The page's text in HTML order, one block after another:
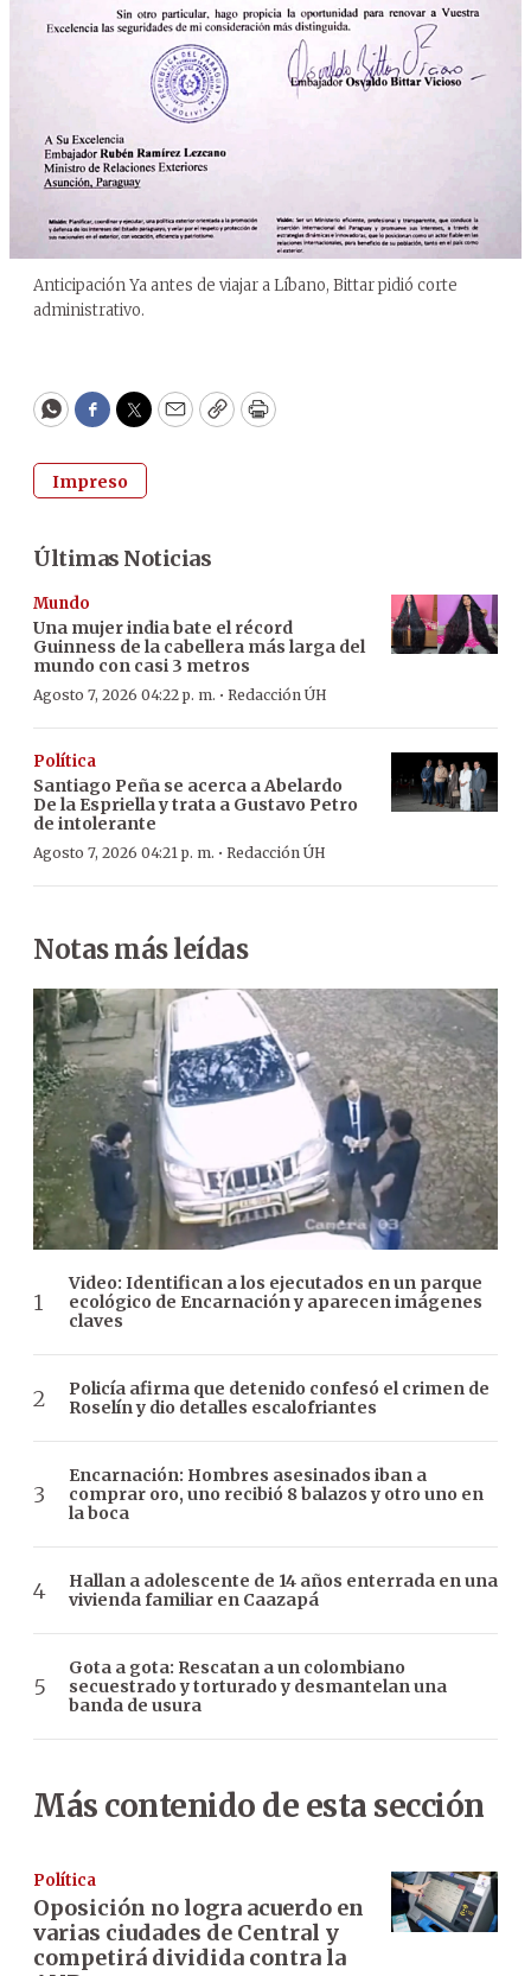
Anticipación Ya antes de viajar a Líbano, Bittar pidió corte
administrativo.
WhatsApp
Facebook
Twitter
EmailCopyPrint
Impreso
Últimas Noticias
Mundo
Una mujer india bate el récord
Guinness de la cabellera más larga del
mundo con casi 3 metros
Agosto 7, 2026 04:22 p. m. · Redacción ÚH
Política
Santiago Peña se acerca a Abelardo
De la Espriella y trata a Gustavo Petro
de intolerante
Agosto 7, 2026 04:21 p. m. · Redacción ÚH
Notas más leídas
Video: Identifican a los ejecutados en un parque
ecológico de Encarnación y aparecen imágenes
claves
Policía afirma que detenido confesó el crimen de
Roselín y dio detalles escalofriantes
Encarnación: Hombres asesinados iban a
comprar oro, uno recibió 8 balazos y otro uno en
la boca
Hallan a adolescente de 14 años enterrada en una
vivienda familiar en Caazapá
Gota a gota: Rescatan a un colombiano
secuestrado y torturado y desmantelan una
banda de usura
Más contenido de esta sección
Política
Oposición no logra acuerdo en
varias ciudades de Central y
competirá dividida contra la